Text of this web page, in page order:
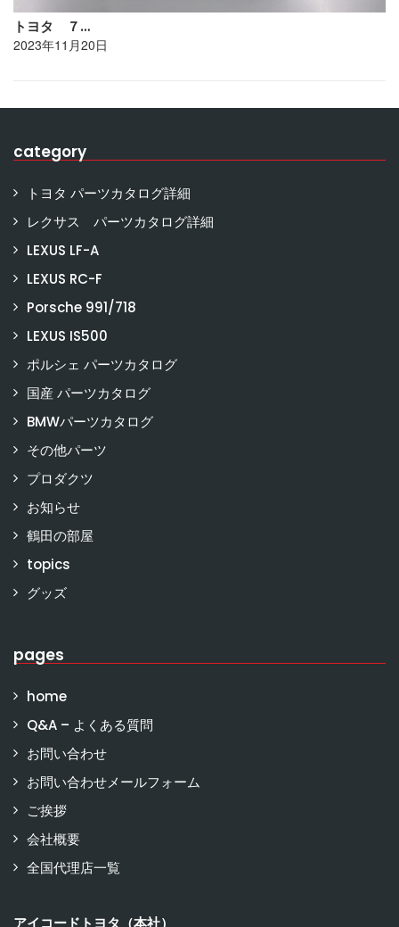
トヨタ ７…
2023年11月20日
category
トヨタ パーツカタログ詳細
レクサス パーツカタログ詳細
LEXUS LF-A
LEXUS RC-F
Porsche 991/718
LEXUS IS500
ポルシェ パーツカタログ
国産 パーツカタログ
BMWパーツカタログ
その他パーツ
プロダクツ
お知らせ
鶴田の部屋
topics
グッズ
pages
home
Q&A – よくある質問
お問い合わせ
お問い合わせメールフォーム
ご挨拶
会社概要
全国代理店一覧
アイコードトヨタ（本社）